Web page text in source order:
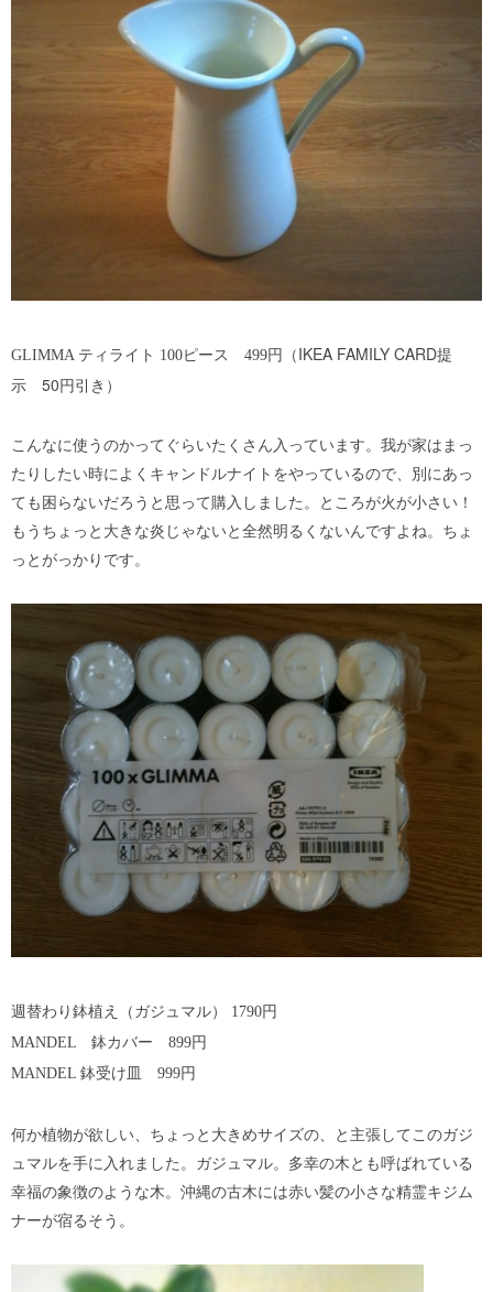
GLIMMA ティライト 100ピース 499円
（IKEA FAMILY CARD提
示 50円引き）
こんなに使うのかってぐらいたくさん入っています。我が家はまっ
たりしたい時によくキャンドルナイトをやっているので、別にあっ
ても困らないだろうと思って購入しました。ところが火が小さい！
もうちょっと大きな炎じゃないと全然明るくないんですよね。ちょ
っとがっかりです。
週替わり鉢植え（ガジュマル） 1790円
MANDEL 鉢カバー 899円
MANDEL 鉢受け皿 999円
何か植物が欲しい、ちょっと大きめサイズの、と主張してこのガジ
ュマルを手に入れました。ガジュマル。多幸の木とも呼ばれている
幸福の象徴のような木。沖縄の古木には赤い髪の小さな精霊キジム
ナーが宿るそう。